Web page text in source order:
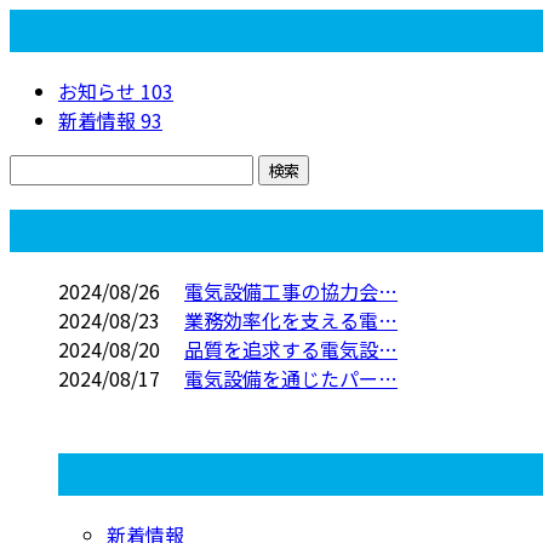
お知らせ 103
新着情報 93
2024/08/26
電気設備工事の協力会…
2024/08/23
業務効率化を支える電…
2024/08/20
品質を追求する電気設…
2024/08/17
電気設備を通じたパー…
新着情報